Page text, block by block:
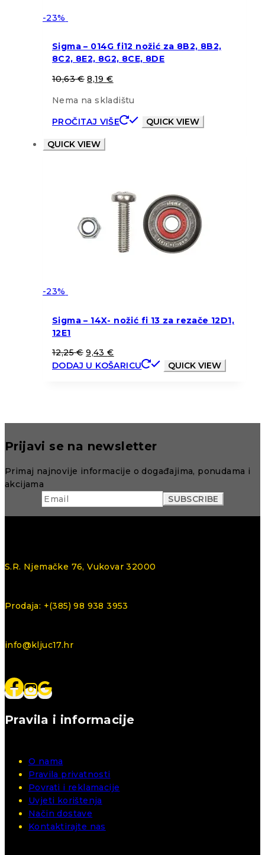
-23%
Sigma – 014G fi12 nožić za 8B2, 8B2,
8C2, 8E2, 8G2, 8CE, 8DE
10,63€ 8,19€
Nema na skladištu
PROČITAJ VIŠE
QUICK VIEW
QUICK VIEW
-23%
Sigma – 14X- nožić fi 13 za rezače 12D1,
12E1
12,25€ 9,43€
DODAJ U KOŠARICU
QUICK VIEW
Prijavi se na newsletter
Primaj najnovije informacije o događajima, ponudama i
akcijama
S.R. Njemačke 76, Vukovar 32000
Prodaja: +(385) 98 938 3953
info@kljuc17.hr
Pravila i informacije
O nama
Pravila privatnosti
Povrati i reklamacije
Uvjeti korištenja
Način dostave
Kontaktirajte nas